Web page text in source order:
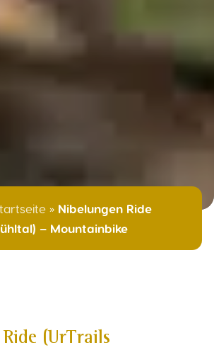
» Nibelungen Ride
– Mountainbike
(UrTrails